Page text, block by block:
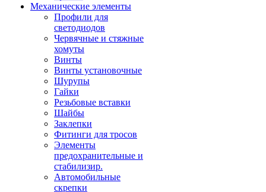
Механические элементы
Профили для
светодиодов
Червячные и стяжные
хомуты
Винты
Винты установочные
Шурупы
Гайки
Резьбовые вставки
Шайбы
Заклепки
Фитинги для тросов
Элементы
предохранительные и
стабилизир.
Автомобильные
скрепки